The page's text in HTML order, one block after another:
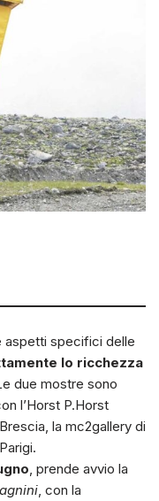
aspetti specifici delle
lo ricchezza
due mostre sono
l’Horst P.Horst
la mc2gallery di
, prende avvio la
, con la